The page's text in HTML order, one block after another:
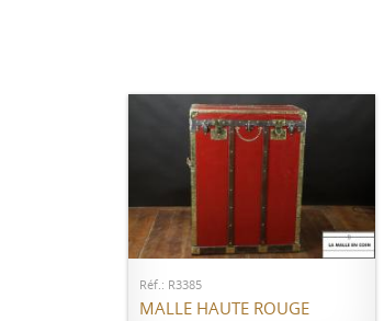
AJOUTER AU PANIER
Réf.: R3385
MALLE HAUTE ROUGE